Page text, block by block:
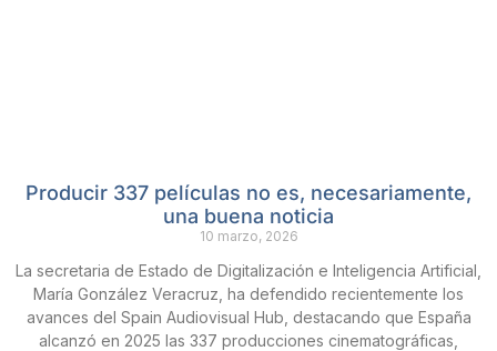
Producir 337 películas no es, necesariamente,
una buena noticia
10 marzo, 2026
La secretaria de Estado de Digitalización e Inteligencia Artificial,
María González Veracruz, ha defendido recientemente los
avances del Spain Audiovisual Hub, destacando que España
alcanzó en 2025 las 337 producciones cinematográficas,